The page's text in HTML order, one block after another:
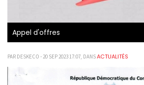
Appel d'offres
PAR DESKECO - 20 SEP 2023 17:07, DANSACTUALITÉS